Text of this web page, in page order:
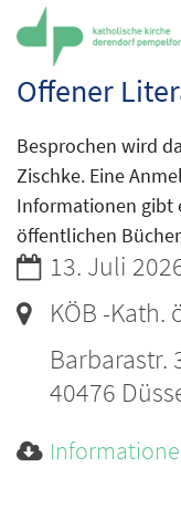
Zum Inhalt springen
Offener
Besprochen wird
Zischke. Eine
Informationen gibt
öffentlichen
Datum:
13. Juli
Ort:KÖB -Kath.
Barbarastr.
40476